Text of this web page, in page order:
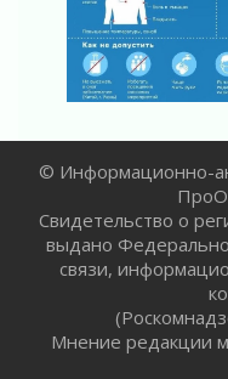
01 августа 2026
Без заявлений и
01 августа 2026
Не женское это
01 августа 2026
Айда на пляж!
01 августа 2026
Один в поле — не
Пик топливного
31 июля 2026
© Информационно-
Свидетельство о
выдано
связи,
Мнение редакции